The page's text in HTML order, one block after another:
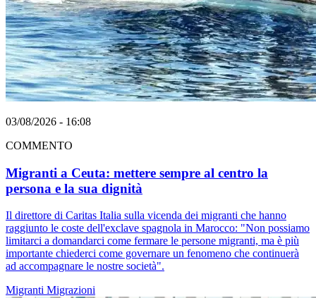
03/08/2026 - 16:08
COMMENTO
Migranti a Ceuta: mettere sempre al centro la
persona e la sua dignità
Il direttore di Caritas Italia sulla vicenda dei migranti che hanno
raggiunto le coste dell'exclave spagnola in Marocco: "Non possiamo
limitarci a domandarci come fermare le persone migranti, ma è più
importante chiederci come governare un fenomeno che continuerà
ad accompagnare le nostre società".
Migranti Migrazioni